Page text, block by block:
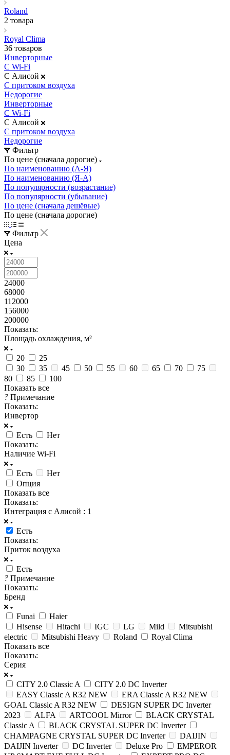
Roland
2 товара
Royal Clima
36 товаров
Инверторные
С Wi-Fi
С Алисой
С притоком воздуха
Недорогие
Инверторные
С Wi-Fi
С Алисой
С притоком воздуха
Недорогие
Фильтр
По цене (сначала дорогие)
По наименованию (А-Я)
По наименованию (Я-А)
По популярности (возрастание)
По популярности (убывание)
По цене (сначала дешёвые)
По цене (сначала дорогие)
Фильтр
Цена
24000
68000
112000
156000
200000
Показать:
Площадь охлаждения, м²
20
25
30
35 45 50 55 60 65 70
75
80
85
100
Показать все
? Примечание
Показать:
Инвертор
Есть
Нет
Показать:
Наличие Wi-Fi
Есть
Нет
Опция
Показать все
Показать:
Интеграция с Алисой : 1
Есть
Показать:
Приток воздуха
Есть
? Примечание
Показать:
Бренд
Funai
Haier
Hisense
Hitachi IGC LG Mild
Mitsubishi
electric
Mitsubishi Heavy Roland
Royal Clima
Показать все
Показать:
Серия
CITY 2.0 Classic A
CITY 2.0 DC Inverter
EASY Classic A R32 NEW
ERA Classic A R32 NEW
GOAL Classic A R32 NEW
DESIGN SUPER DC Inverter
2023
ALFA ARTCOOL Mirror
BLACK CRYSTAL
Classic A
BLACK CRYSTAL SUPER DC Inverter
CHAMPAGNE CRYSTAL SUPER DC Inverter
DAIJIN
DAIJIN Inverter
DC Inverter Deluxe Pro
EMPEROR